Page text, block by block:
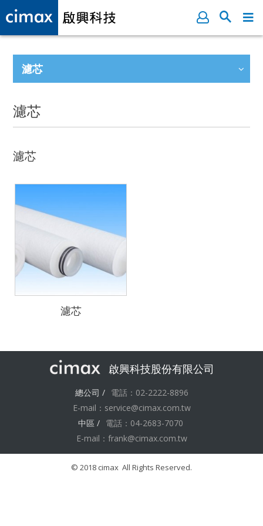
濾芯
濾芯
濾芯
濾芯
啟興科技股份有限公司
總公司 /
電話：02-2222-8896
E-mail： service@cimax.com.tw
中區 /
電話：04-2683-7070
E-mail： frank@cimax.com.tw
© 2018 cimax All Rights Reserved.